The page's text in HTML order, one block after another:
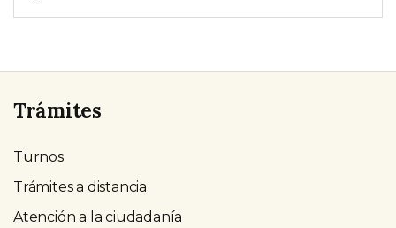
Trámites
Turnos
Trámites a distancia
Atención a la ciudadanía